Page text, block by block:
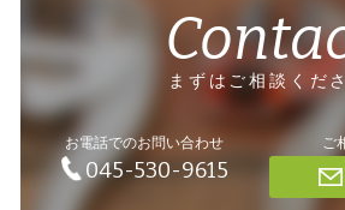
まずはご相談くだ
お電話でのお問い合わせ
045-530-9615
ご